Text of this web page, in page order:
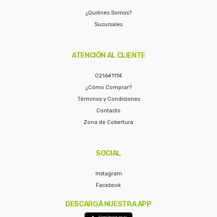
¿Quiénes Somos?
Sucursales
ATENCIÓN AL CLIENTE
021641114
¿Cómo Comprar?
Términos y Condiciones
Contacto
Zona de Cobertura
SOCIAL
Instagram
Facebook
DESCARGÁ NUESTRA APP